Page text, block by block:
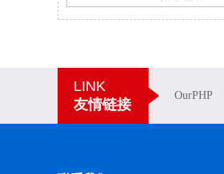
LINK
友情链接
OurPHP